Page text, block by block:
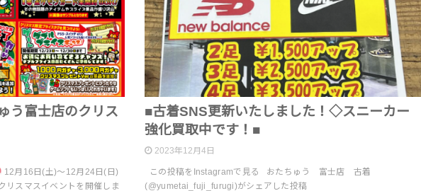
富士店のクリス
12月16日(土)～12月24日(日)
リスマスイベントを開催しま
■古着SNS更新いたしました！◇スニーカー
強化買取中です！■
2023年12月4日
この投稿をInstagramで見る おたちゅう 富士店 古着
(@yumetai_fuji_furugi)がシェアした投稿